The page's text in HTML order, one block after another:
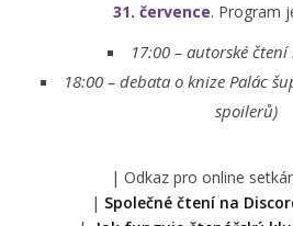
31. července. Program
17:00 – autorské
18:00 – debata o knize Palác
spoilerů)
| Odkaz pro online
| Společné čtení na